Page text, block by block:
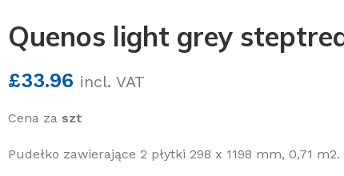
Quenos light grey
£33.96 incl. VAT
Cena za szt
Pudełko zawierające 2 płytki 298 x 1198 mm, 0,71 m2.